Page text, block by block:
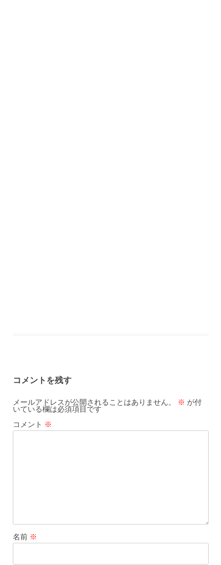
コメントを残す
メールアドレスが公開されることはありません。 ※ が付
いている欄は必須項目です
コメント ※
名前 ※